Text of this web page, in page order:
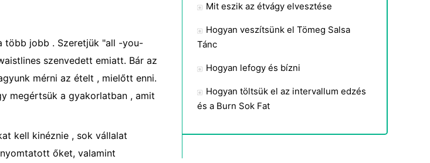
több jobb . Szeretjük "all -you-
szenvedett emiatt. Bár az
mérni az ételt , mielőtt enni.
megértsük a gyakorlatban , amit
kell kinéznie , sok vállalat
őket, valamint
Mit eszik az étvágy elvesztése
Hogyan veszítsünk el Tömeg Salsa
Tánc
Hogyan lefogy és bízni
Hogyan töltsük el az intervallum edzés
és a Burn Sok Fat